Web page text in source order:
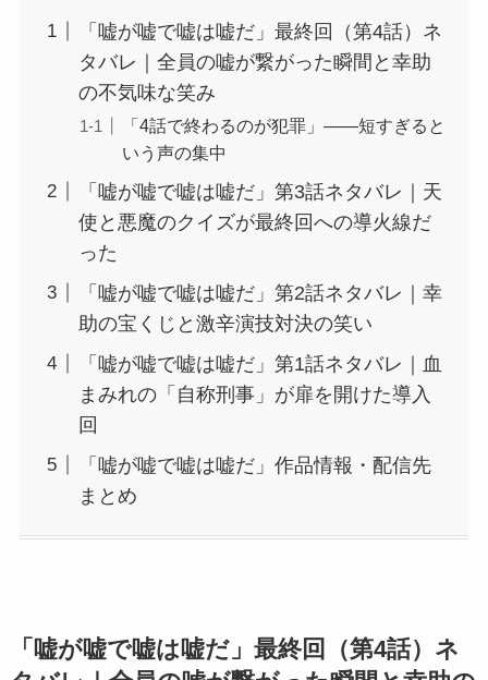
「嘘が嘘で嘘は嘘だ」最終回（第4話）ネ
タバレ｜全員の嘘が繋がった瞬間と幸助
の不気味な笑み
「4話で終わるのが犯罪」——短すぎると
いう声の集中
「嘘が嘘で嘘は嘘だ」第3話ネタバレ｜天
使と悪魔のクイズが最終回への導火線だ
った
「嘘が嘘で嘘は嘘だ」第2話ネタバレ｜幸
助の宝くじと激辛演技対決の笑い
「嘘が嘘で嘘は嘘だ」第1話ネタバレ｜血
まみれの「自称刑事」が扉を開けた導入
回
「嘘が嘘で嘘は嘘だ」作品情報・配信先
まとめ
「嘘が嘘で嘘は嘘だ」最終回（第4話）ネ